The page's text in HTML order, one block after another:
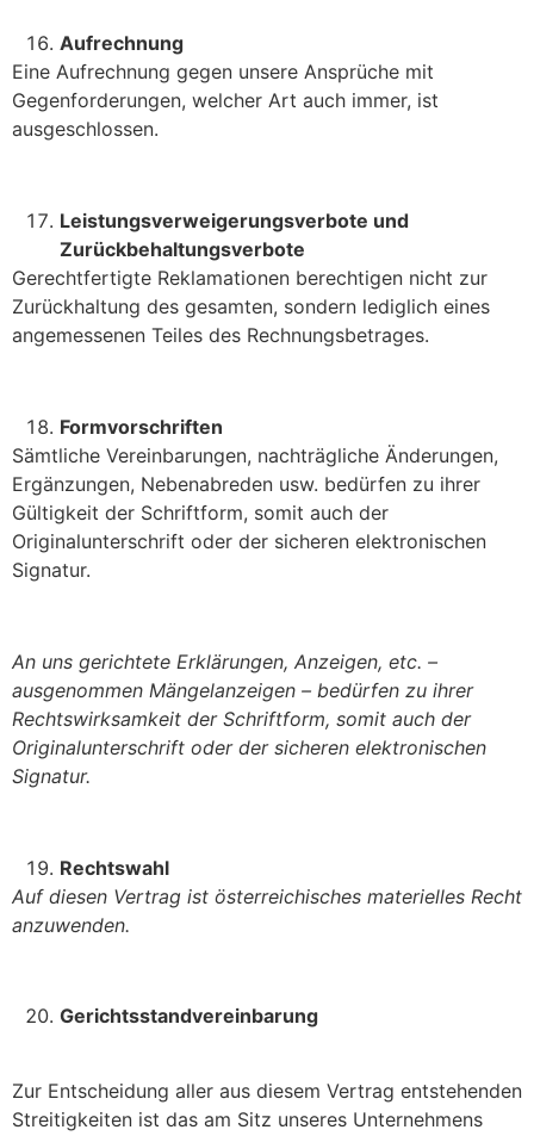
Aufrechnung
Eine Aufrechnung gegen unsere Ansprüche mit
Gegenforderungen, welcher Art auch immer, ist
ausgeschlossen.
Leistungsverweigerungsverbote und
Zurückbehaltungsverbote
Gerechtfertigte Reklamationen berechtigen nicht zur
Zurückhaltung des gesamten, sondern lediglich eines
angemessenen Teiles des Rechnungsbetrages.
Formvorschriften
Sämtliche Vereinbarungen, nachträgliche Änderungen,
Ergänzungen, Nebenabreden usw. bedürfen zu ihrer
Gültigkeit der Schriftform, somit auch der
Originalunterschrift oder der sicheren elektronischen
Signatur.
An uns gerichtete Erklärungen, Anzeigen, etc. –
ausgenommen Mängelanzeigen – bedürfen zu ihrer
Rechtswirksamkeit der Schriftform, somit auch der
Originalunterschrift oder der sicheren elektronischen
Signatur.
Rechtswahl
Auf diesen Vertrag ist österreichisches materielles Recht
anzuwenden.
Gerichtsstandvereinbarung
Zur Entscheidung aller aus diesem Vertrag entstehenden
Streitigkeiten ist das am Sitz unseres Unternehmens